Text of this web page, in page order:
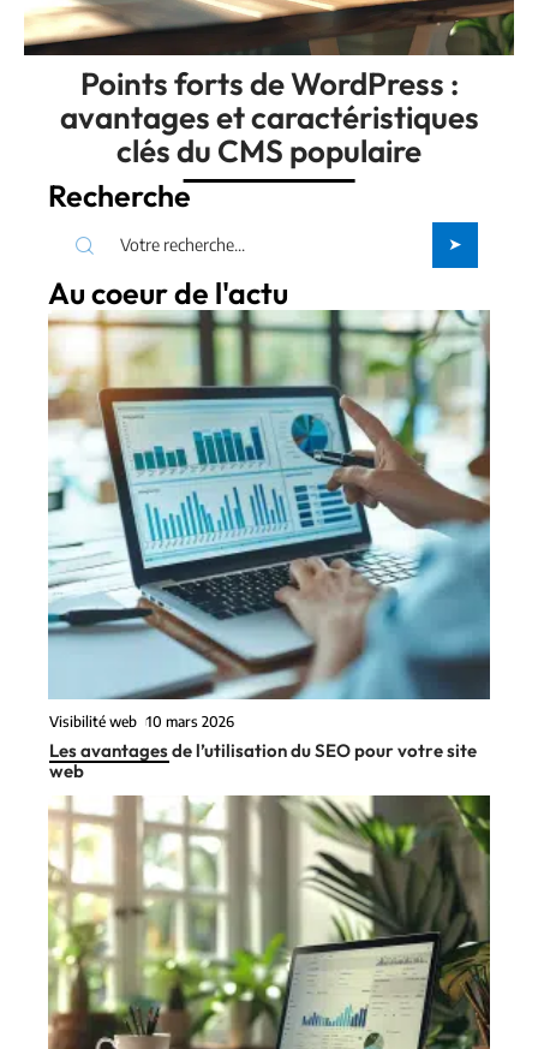
Points forts de WordPress :
avantages et caractéristiques
clés du CMS populaire
Recherche
Au coeur de l'actu
Visibilité web 10 mars 2026
Les avantages de l’utilisation du SEO pour votre site
web